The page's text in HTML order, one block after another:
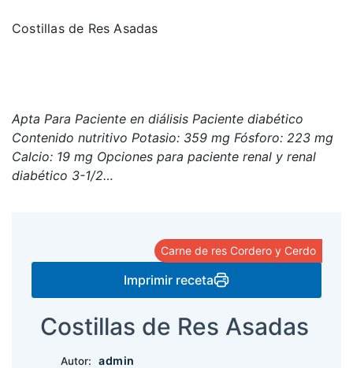
Costillas de Res Asadas
Apta Para Paciente en diálisis Paciente diabético
Contenido nutritivo Potasio: 359 mg Fósforo: 223 mg
Calcio: 19 mg Opciones para paciente renal y renal
diabético 3-1/2…
Imprimir receta
Carne de res Cordero y Cerdo
Costillas de Res Asadas
Autor: admin